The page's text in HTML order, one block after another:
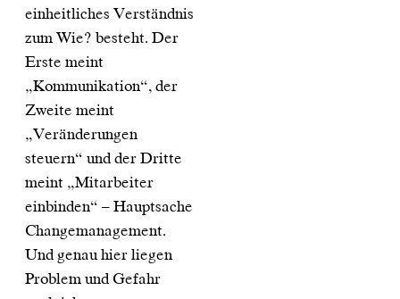
einheitliches Verständnis
zum Wie? besteht. Der
Erste meint
„Kommunikation“, der
Zweite meint
„Veränderungen
steuern“ und der Dritte
meint „Mitarbeiter
einbinden“ – Hauptsache
Changemanagement.
Und genau hier liegen
Problem und Gefahr